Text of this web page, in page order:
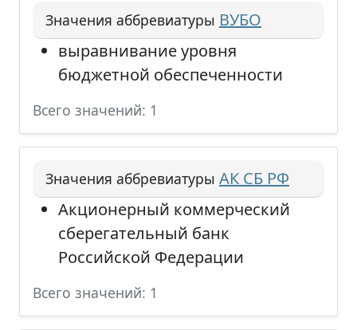
Значения аббревиатуры ВУБО
выравнивание уровня
бюджетной обеспеченности
Всего значений: 1
Значения аббревиатуры АК СБ РФ
Акционерный коммерческий
сберегательный банк
Российской Федерации
Всего значений: 1